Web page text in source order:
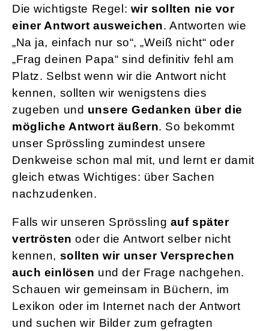
Die wichtigste Regel: wir sollten nie vor
einer Antwort ausweichen. Antworten wie
„Na ja, einfach nur so“, „Weiß nicht“ oder
„Frag deinen Papa“ sind definitiv fehl am
Platz. Selbst wenn wir die Antwort nicht
kennen, sollten wir wenigstens dies
zugeben und unsere Gedanken über die
mögliche Antwort äußern. So bekommt
unser Sprössling zumindest unsere
Denkweise schon mal mit, und lernt er damit
gleich etwas Wichtiges: über Sachen
nachzudenken.
Falls wir unseren Sprössling auf später
vertrösten oder die Antwort selber nicht
kennen, sollten wir unser Versprechen
auch einlösen und der Frage nachgehen.
Schauen wir gemeinsam in Büchern, im
Lexikon oder im Internet nach der Antwort
und suchen wir Bilder zum gefragten